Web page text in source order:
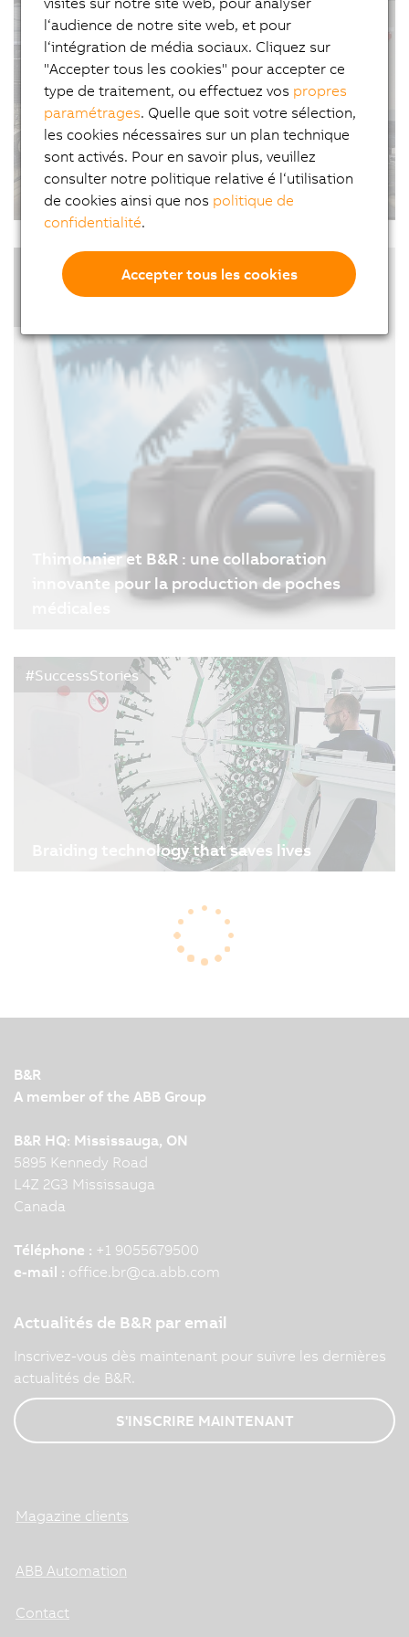
make efficient use of every square meter.
Employees, pallets and autonomous transport
systems share the same workspaces. Nipper has
optimized its…
#TransportDeProduits
Quand l’automatisation industrielle
soutient l’excellence de la tonnellerie
française
09/02/2026| 4m
#Interviews #Vidéos #SuccessStories #Innovations
#FabricationAdaptative #B&R
Thimonnier et B&R : une collaboration
innovante pour la production de poches
#SuccessStories
Braiding technology that saves lives
09/01/2026| 3m
stent that ensures blood flow. Manufacturing
these small lifesavers is a highly precise,
technically demanding process. Admedes and
B&R
A member of the ABB Group
B&R HQ: Mississauga, ON
5895 Kennedy Road
L4Z 2G3 Mississauga
Canada
Téléphone : +1 9055679500
e-mail : office.br@ca.abb.com
Actualités de B&R par email
Inscrivez-vous dès maintenant pour suivre les dernières
actualités de B&R.
S'INSCRIRE MAINTENANT
Magazine clients
ABB Automation
Contact
l‘audience de notre site web, et pour
l‘intégration de média sociaux. Cliquez sur
"Accepter tous les cookies" pour accepter ce
type de traitement, ou effectuez vos propres
paramétrages. Quelle que soit votre sélection,
les cookies nécessaires sur un plan technique
sont activés. Pour en savoir plus, veuillez
consulter notre politique relative é l‘utilisation
de cookies ainsi que nos politique de
confidentialité.
Accepter tous les cookies